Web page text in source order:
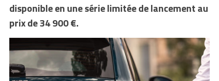
disponible en une série limitée de lancement au
prix de 34 900 €.